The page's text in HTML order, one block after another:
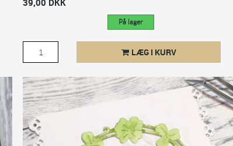
39,00 DKK
På lager
LÆG I KURV